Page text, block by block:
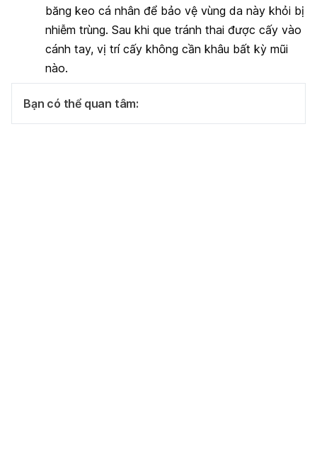
băng keo cá nhân để bảo vệ vùng da này khỏi bị
nhiễm trùng. Sau khi que tránh thai được cấy vào
cánh tay, vị trí cấy không cần khâu bất kỳ mũi
nào.
Bạn có thể quan tâm: